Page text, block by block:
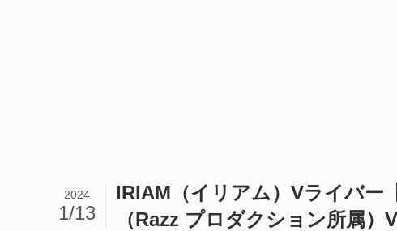
IRIAM（イリアム）Vライバー
（Razz プロダクション所属）
2024
1/13